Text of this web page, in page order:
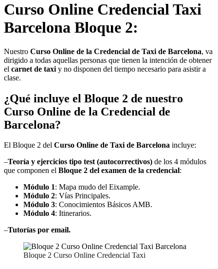
Curso Online Credencial Taxi
Barcelona Bloque 2:
Nuestro Curso Online de la Credencial de Taxi de Barcelona, va
dirigido a todas aquellas personas que tienen la intención de obtener
el carnet de taxi y no disponen del tiempo necesario para asistir a
clase.
¿Qué incluye el Bloque 2 de nuestro
Curso Online de la Credencial de
Barcelona?
El Bloque 2 del Curso Online de Taxi de Barcelona incluye:
–Teoría y ejercicios tipo test (autocorrectivos) de los 4 módulos
que componen el Bloque 2 del examen de la credencial:
Módulo 1: Mapa mudo del Eixample.
Módulo 2: Vías Principales.
Módulo 3: Conocimientos Básicos AMB.
Módulo 4: Itinerarios.
–Tutorías por email.
Bloque 2 Curso Online Credencial Taxi